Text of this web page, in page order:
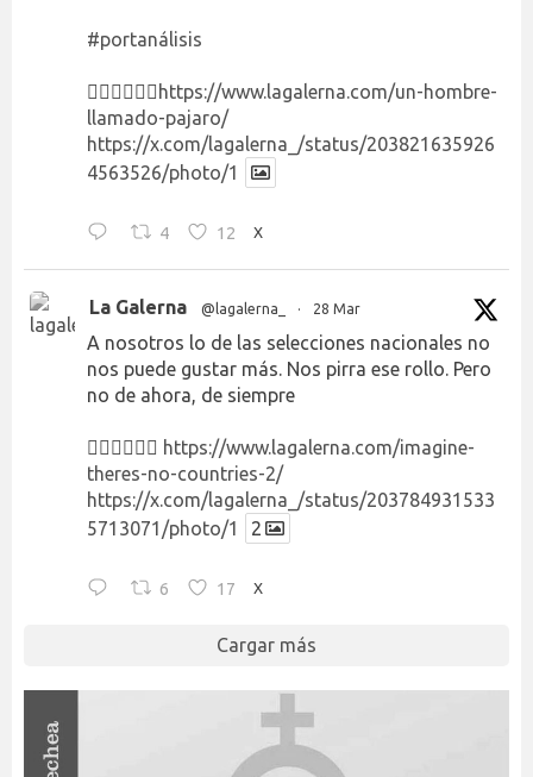
#portanálisis
👉🏻👉🏻👉🏻 https://www.lagalerna.com/un-hombre-
llamado-pajaro/
https://x.com/lagalerna_/status/203821635926
4563526/photo/1
4 12 X
La Galerna @lagalerna_ · 28 Mar
A nosotros lo de las selecciones nacionales no
nos puede gustar más. Nos pirra ese rollo. Pero
no de ahora, de siempre
👉🏻👉🏻👉🏻 https://www.lagalerna.com/imagine-
theres-no-countries-2/
https://x.com/lagalerna_/status/203784931533
5713071/photo/1
2
6 17 X
Cargar más